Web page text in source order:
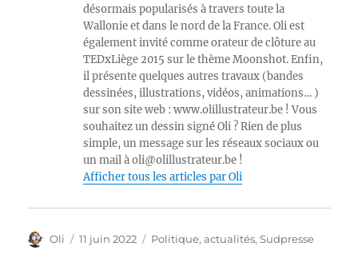
désormais popularisés à travers toute la
Wallonie et dans le nord de la France. Oli est
également invité comme orateur de clôture au
TEDxLiège 2015 sur le thème Moonshot. Enfin,
il présente quelques autres travaux (bandes
dessinées, illustrations, vidéos, animations… )
sur son site web : www.olillustrateur.be ! Vous
souhaitez un dessin signé Oli ? Rien de plus
simple, un message sur les réseaux sociaux ou
un mail à oli@olillustrateur.be !
Afficher tous les articles par Oli
Auteur
Oli
Publié
11 juin 2022 Catégories
Politique, actualités,Sudpresse